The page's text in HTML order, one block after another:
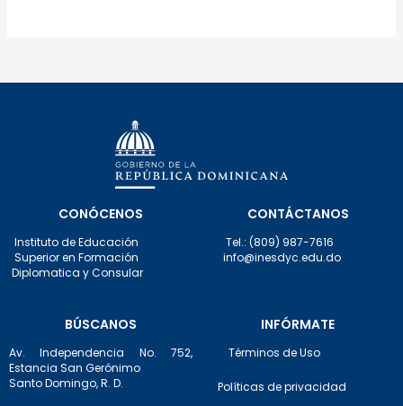
CONÓCENOS
Instituto de Educación
Superior en Formación
Diplomatica y Consular
CONTÁCTANOS
Tel.: (809) 987-7616
info@inesdyc.edu.do
BÚSCANOS
Av. Independencia No. 752,
Estancia San Gerónimo
Santo Domingo, R. D.
INFÓRMATE
Términos de Uso
Políticas de privacidad